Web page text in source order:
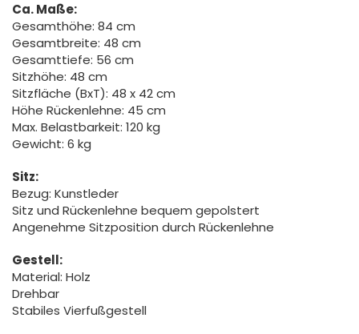
Ca. Maße:
Gesamthöhe: 84 cm
Gesamtbreite: 48 cm
Gesamttiefe: 56 cm
Sitzhöhe: 48 cm
Sitzfläche (BxT): 48 x 42 cm
Höhe Rückenlehne: 45 cm
Max. Belastbarkeit: 120 kg
Gewicht: 6 kg
Sitz:
Bezug: Kunstleder
Sitz und Rückenlehne bequem gepolstert
Angenehme Sitzposition durch Rückenlehne
Gestell:
Material: Holz
Drehbar
Stabiles Vierfußgestell